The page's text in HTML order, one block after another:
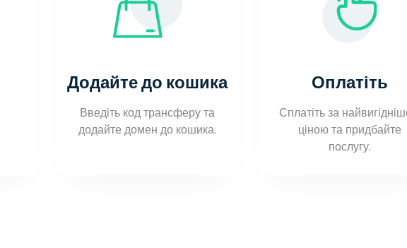
Додайте до кошика
Введіть код трансферу та
додайте домен до кошика.
Оплатіть
Сплатіть за
ціною та придбайте
послугу.